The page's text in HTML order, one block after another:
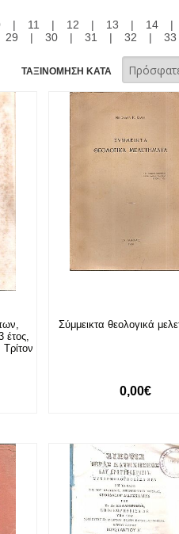
| 11 | 12 | 13 | 14 |
29 | 30 | 31 | 32 | 33
ΤΑΞΙΝΟΜΗΣΗ ΚΑΤΑ
έτος,
Σύμμεικτα θεολογικά
0,00€